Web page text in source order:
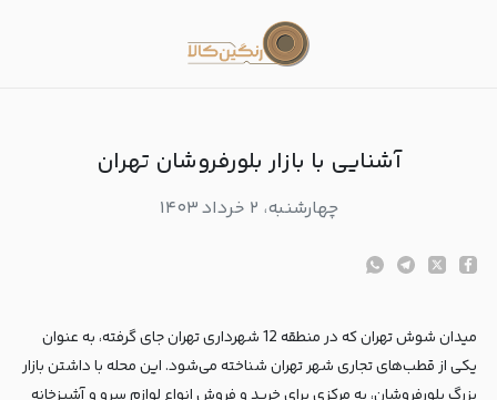
آشنایی با بازار بلورفروشان تهران
چهارشنبه، ۲ خرداد ۱۴۰۳
میدان شوش تهران که در منطقه 12 شهرداری تهران جای گرفته، به عنوان
یکی از قطب‌های تجاری شهر تهران شناخته می‌شود. این محله با داشتن بازار